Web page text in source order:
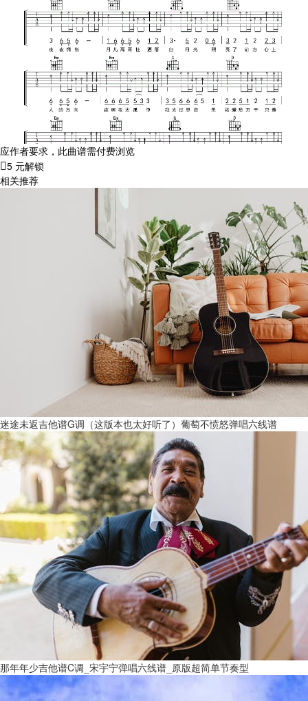
应作者要求，此曲谱需付费浏览
5 元解锁
相关推荐
迷途未返吉他谱G调（这版本也太好听了）葡萄不愤怒弹唱六线谱
那年年少吉他谱C调_宋宇宁弹唱六线谱_原版超简单节奏型